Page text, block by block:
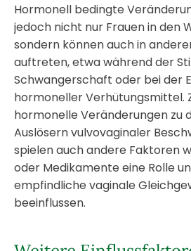
Hormonell bedingte
jedoch nicht nur Frauen in den
sondern können auch in
auftreten, etwa während der
Schwangerschaft oder bei der
hormoneller Verhütungsmittel.
hormonelle Veränderungen zu
Auslösern vulvovaginaler
spielen auch andere Faktoren
oder Medikamente eine Rolle
empfindliche vaginale
beeinflussen.